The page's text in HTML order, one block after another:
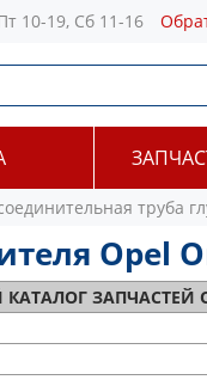
10-19, Сб 11-16
труба
Opel
КАТАЛОГ ЗАПЧАСТЕЙ